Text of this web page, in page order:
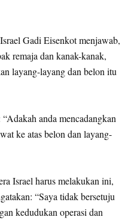
Gadi Eisenkot menjawab,
remaja dan kanak-kanak,
layang-layang dan belon itu
anda mencadangkan
ke atas belon dan layang-
Israel harus melakukan ini,
“Saya tidak bersetuju
kedudukan operasi dan